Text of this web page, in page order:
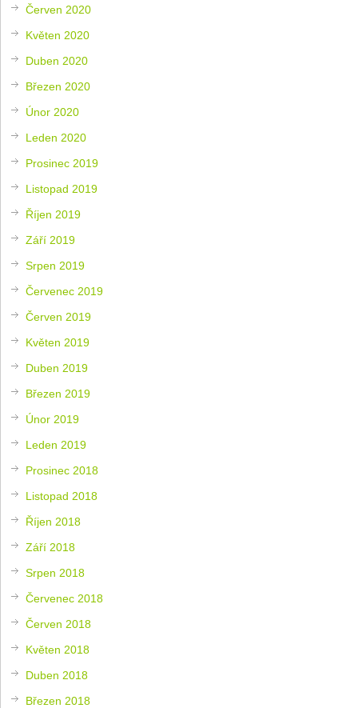
Červen 2020
Květen 2020
Duben 2020
Březen 2020
Únor 2020
Leden 2020
Prosinec 2019
Listopad 2019
Říjen 2019
Září 2019
Srpen 2019
Červenec 2019
Červen 2019
Květen 2019
Duben 2019
Březen 2019
Únor 2019
Leden 2019
Prosinec 2018
Listopad 2018
Říjen 2018
Září 2018
Srpen 2018
Červenec 2018
Červen 2018
Květen 2018
Duben 2018
Březen 2018